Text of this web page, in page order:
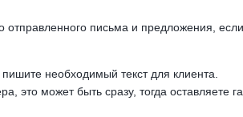
письма и предложения,
необходимый текст для клиента.
это может быть сразу, тогда оставляете